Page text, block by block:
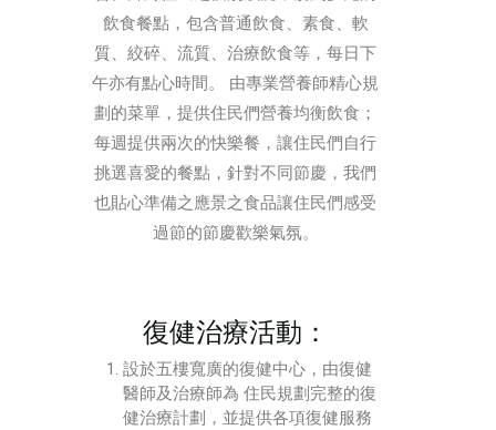
飲食餐點，包含普通飲食、素食、軟
質、絞碎、流質、治療飲食等，每日下
午亦有點心時間。 由專業營養師精心規
劃的菜單，提供住民們營養均衡飲食；
每週提供兩次的快樂餐，讓住民們自行
挑選喜愛的餐點，針對不同節慶，我們
也貼心準備之應景之食品讓住民們感受
過節的節慶歡樂氣氛。
復健治療活動：
設於五樓寬廣的復健中心，由復健
醫師及治療師為 住民規劃完整的復
健治療計劃，並提供各項復健服務